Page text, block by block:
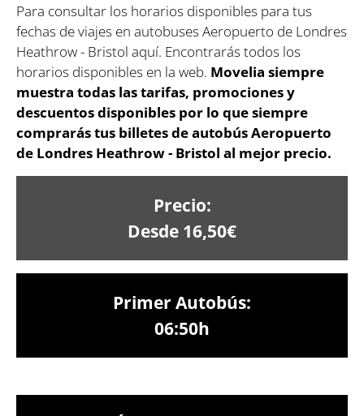
Para consultar los horarios disponibles para tus
fechas de viajes en autobuses Aeropuerto de Londres
Heathrow - Bristol aquí. Encontrarás todos los
horarios disponibles en la web. Movelia siempre
muestra todas las tarifas, promociones y
descuentos disponibles por lo que siempre
comprarás tus billetes de autobús Aeropuerto
de Londres Heathrow - Bristol al mejor precio.
Precio:
Desde 16,50€
Primer Autobús:
06:50h